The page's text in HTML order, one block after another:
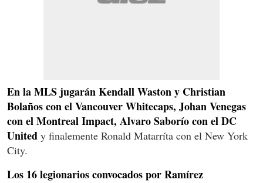
En la MLS jugarán Kendall Waston y Christian
Bolaños con el Vancouver Whitecaps, Johan Venegas
con el Montreal Impact, Alvaro Saborío con el DC
United y finalemente Ronald Matarríta con el New York
City.
Los 16 legionarios convocados por Ramírez